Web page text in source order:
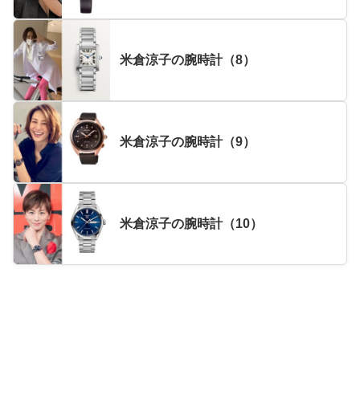
米倉涼子の腕時計（8）
米倉涼子の腕時計（9）
米倉涼子の腕時計（10）